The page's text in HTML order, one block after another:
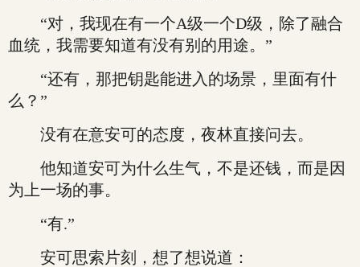
“对，我现在有一个A级一个D级，除了融合
血统，我需要知道有没有别的用途。”
“还有，那把钥匙能进入的场景，里面有什
么？”
没有在意安可的态度，夜林直接问去。
他知道安可为什么生气，不是还钱，而是因
为上一场的事。
“有.”
安可思索片刻，想了想说道：